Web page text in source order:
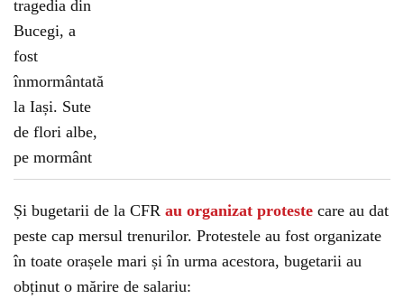
Și bugetarii de la CFR au organizat proteste care au dat
peste cap mersul trenurilor. Protestele au fost organizate
în toate orașele mari și în urma acestora, bugetarii au
obținut o mărire de salariu: